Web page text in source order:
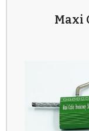
Maxi